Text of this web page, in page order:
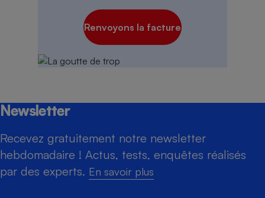
Renvoyons la facture
Newsletter
Recevez gratuitement notre newsletter
hebdomadaire ! Actus, tests, enquêtes réalisés
par des experts. En savoir plus